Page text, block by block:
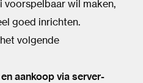
wil maken,
goed inrichten.
volgende
aankoop via server-